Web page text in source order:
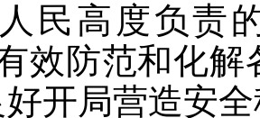
民高度负责
效防范和化解
好开局营造安